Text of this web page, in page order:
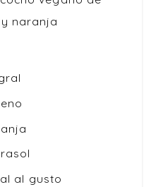
naranja
al gusto